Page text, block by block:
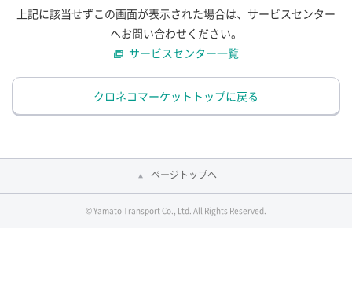
上記に該当せずこの画面が表示された場合は、サービスセンター
へお問い合わせください。
サービスセンター一覧
クロネコマーケットトップに戻る
ページトップへ
© Yamato Transport Co., Ltd. All Rights Reserved.